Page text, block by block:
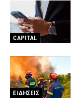
CAPITAL
ΕΙΔΗΣΕΙΣ